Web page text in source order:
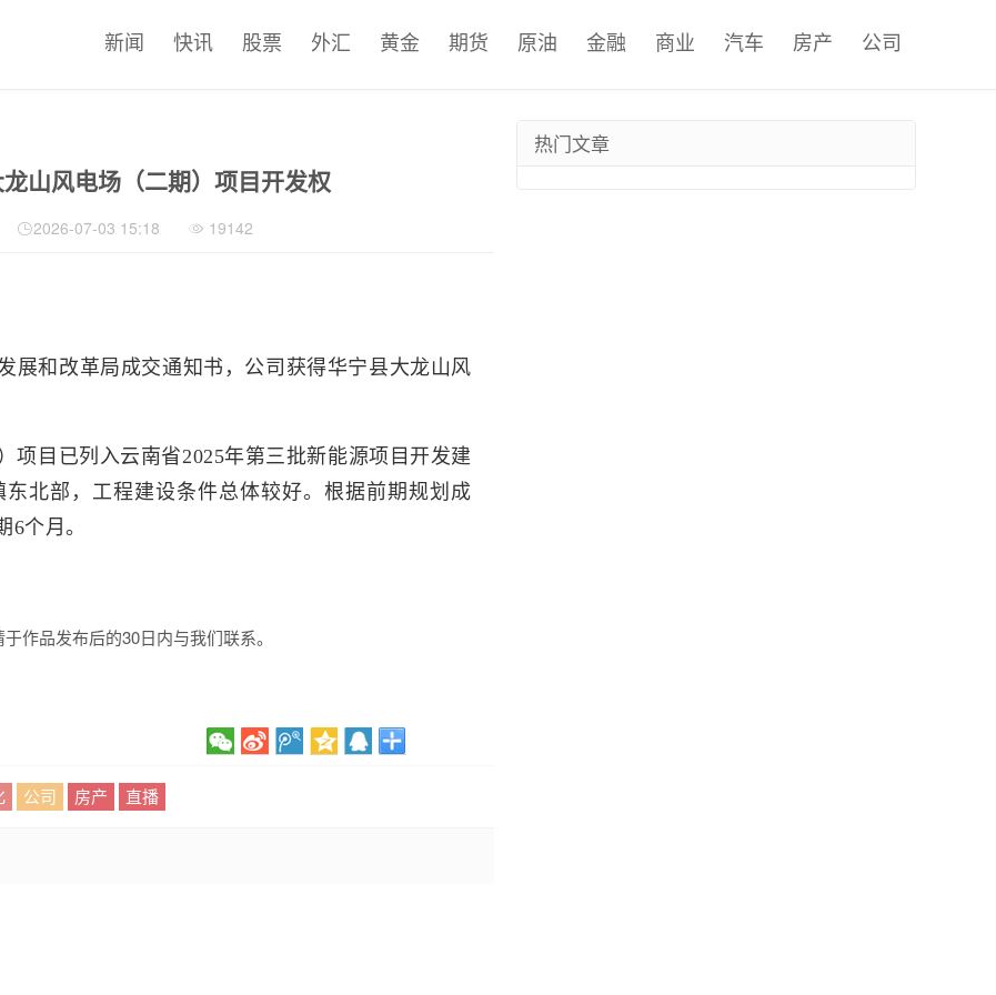
新闻 快讯 股票 外汇 黄金 期货 原油 金融 商业 汽车 房产 公司
山风电场（二期）项目开发权
2026-07-03 15:18 19142
展和改革局成交通知书，公司获得华宁县大龙山风
项目已列入云南省2025年第三批新能源项目开发建
北部，工程建设条件总体较好。根据前期规划成
个月。
作品发布后的30日内与我们联系。
公司 房产 直播
热门文章